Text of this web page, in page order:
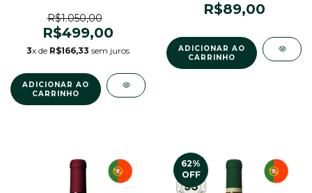
R$1.050,00
R$499,00
3x de R$166,33 sem juros
R$89,00
62%
OFF